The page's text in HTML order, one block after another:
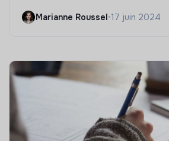
Marianne Roussel•17 juin 2024